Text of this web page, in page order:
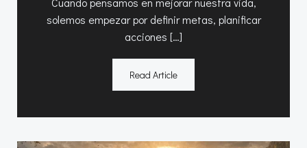
solemos empezar por definir metas, planificar
acciones […]
Read Article